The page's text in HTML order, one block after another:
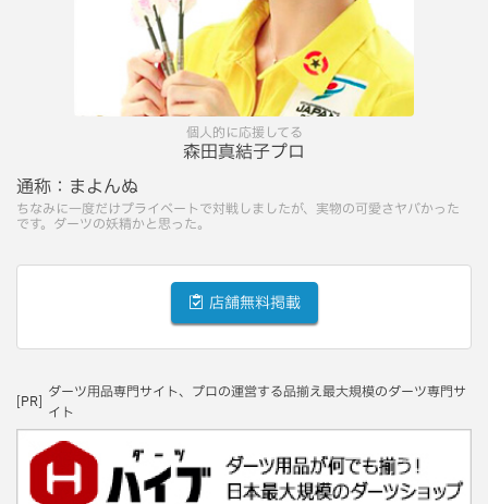
個人的に応援してる
森田真結子プロ
通称： まよんぬ
ちなみに一度だけプライベートで対戦しましたが、実物の可愛さヤバかった
です。ダーツの妖精かと思った。
店舗無料掲載
[PR]
ダーツ用品専門サイト、プロの運営する品揃え最大規模のダーツ専門サ
イト